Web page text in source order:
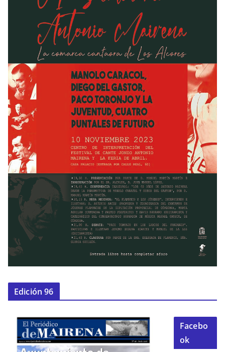
Edición 96
Facebo
ok